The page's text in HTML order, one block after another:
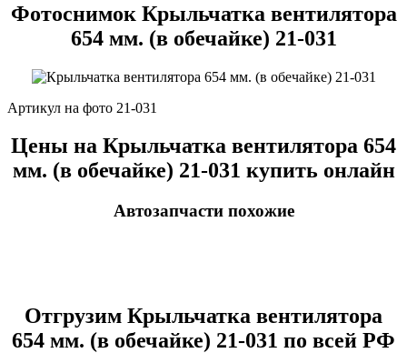
Фотоснимок Крыльчатка вентилятора
654 мм. (в обечайке) 21-031
Артикул на фото 21-031
Цены на Крыльчатка вентилятора 654
мм. (в обечайке) 21-031 купить онлайн
Автозапчасти похожие
Отгрузим Крыльчатка вентилятора
654 мм. (в обечайке) 21-031 по всей РФ